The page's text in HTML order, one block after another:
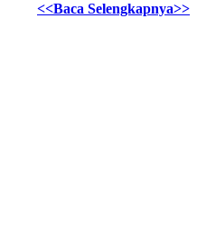
<<Baca Selengkapnya>>